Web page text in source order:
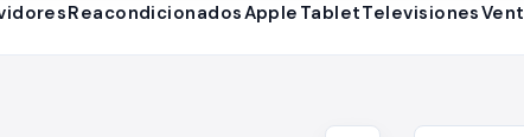
ReacondicionadosApple TabletTelevisiones